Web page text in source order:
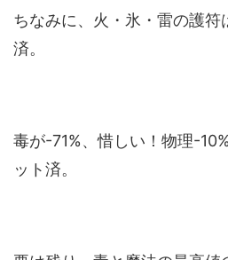
ちなみに、火・氷・雷の護符
済。
毒が-71%、惜しい！物理-
ット済。